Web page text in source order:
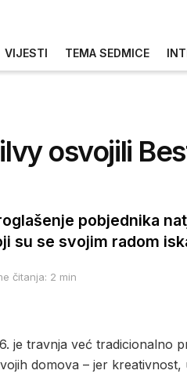
VIJESTI TEMA SEDMICE
osvojili
pobjednika
su se svojim radom
čitanja: 2 min
je travnja već
domova – jer